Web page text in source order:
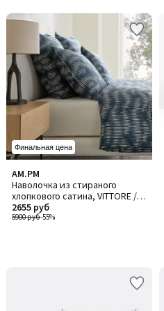
Финальная цена
AM.PM
Наволочка из стираного
хлопкового сатина, VITTORE /
ВИТТОР
5900 руб-55%
2655 руб